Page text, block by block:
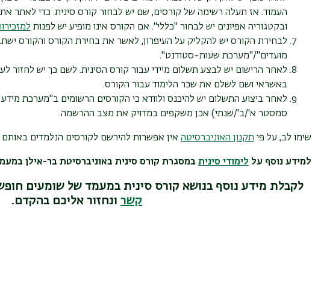
העמוד. אז תעלה רשימה של קורסים, שם יש לבחור קורס סינית. כדי לאתר
ובקטגוריה אפיונים יש לבחור "כללי". אם הקורס אינו מופיע יש לפנות
לבחירת הקורס יש להקליק על העיפרון, לאשר את בחירת הקורס והקורס
מועדים"/"מערכת שעות-סטודנט".
לאחר הרישום יש לבצע תשלום מיידי עבור קורס הסינית. לשם כך יש לחזור
באשראי ושם לשלם את שכר הלימוד עבור הקורס.
לאחר ביצוע התשלום יש להיכנס ולוודא כי הקורסים הרשומים ב"מערכת
סמסטר א'/ב'/שנתי) אכן משקפים במדויק את מצב ההרשמה.
שימו לב, על פי תקנון האוניברסיטה אין אפשרות להירשם לקורסים הנלמדים באותם
למידע נוסף על לימודי סינית במסגרת קורס סינית באוניברסיטת בר-אילן
לקבלת מידע נוסף בנושא קורס סינית במעמד של שומעים
קשרונחזור אליכם בהקדם.